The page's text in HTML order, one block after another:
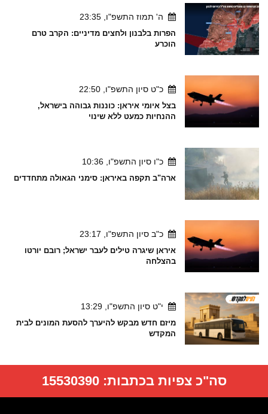
ה' תמוז התשפ"ו, 23:35
הפרות בלבנון ולחצים מדיניים: הקרב טרם
הוכרע
כ"ט סיון התשפ"ו, 22:50
בצל איומי איראן: כוננות גבוהה בישראל,
ההנחיות כמעט ללא שינוי
כ"ו סיון התשפ"ו, 10:36
ארה"ב תקפה באיראן: סימני הגאולה מתחדדים
כ"ב סיון התשפ"ו, 23:17
איראן שיגרה טילים לעבר ישראל; רובם יורטו
בהצלחה
י"ט סיון התשפ"ו, 13:29
מיזם חדש מבקש להיערך להסעת המונים לבית
המקדש
סה"כ צפיות בכתבות:15530390